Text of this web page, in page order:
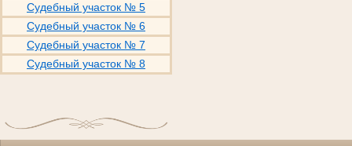
Судебный участок № 5
Судебный участок № 6
Судебный участок № 7
Судебный участок № 8